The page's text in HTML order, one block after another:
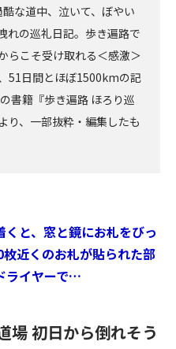
な道中、泣いて、ぼやい
の巡礼日記。歩き遍路で
らこそ受け取れる＜感激＞
51日間とほぼ1500kmの記
書籍『歩き遍路 ほろり巡
り、一部抜粋・編集したも
くと、窓と鏡にお札をびっ
近くのお札が貼られた部
ライヤーで…
初日から倒れそう